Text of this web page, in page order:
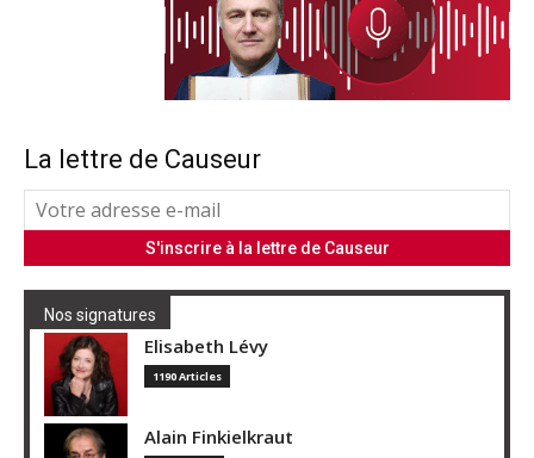
La lettre de Causeur
Nos signatures
Elisabeth Lévy
1190 Articles
Alain Finkielkraut